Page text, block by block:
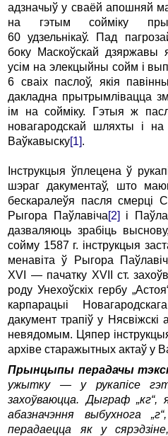
адзначыў у сваёй апошняй
на гэтым сойміку
60 удзельнікаў. Пад
боку Маскоўскай дзяржавы
усім на элекцыйны сойм і
6 сваіх паслоў, якія
дакладна прытрымлівацца
ім на сойміку. Гэтыя ж
новагародскай шляхты і
Ваўкавыску[1].
Інструкцыя ўплецена ў
шэраг дакументаў, што
бескаралеўя пасля смерці
Рыгора Паўлавіча[2] і
дазваляюць зрабіць
сойму 1587 г. інструкцыя
менавіта ў Рыгора
XVI — пачатку XVII ст.
роду Унехоўскіх гербу
карпарацыі
дакумент ­трапіў у Нясвіжскі
невядомым. Цяпер
архіве старажытных актаў у
Прынцыпы перадачы
ужытку — у рукапісе
захоўваюцца. Дыграф „кг“,
абазначэння выбухнога
перадаецца як у